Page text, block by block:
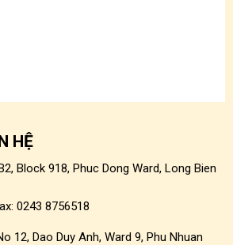
HỆ
Block 918, Phuc Dong Ward, Long Bien
0243 8756518
12, Dao Duy Anh, Ward 9, Phu Nhuan